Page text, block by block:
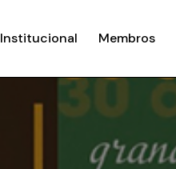
Institucional Membros